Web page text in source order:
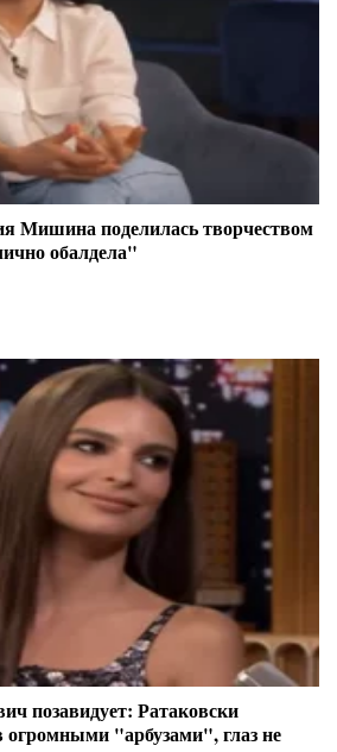
Мишина поделилась творчеством
обалдела"
позавидует: Ратаковски
"арбузами", глаз не